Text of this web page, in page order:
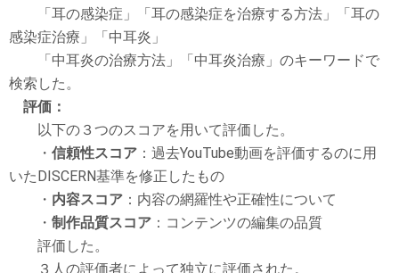
「耳の感染症」「耳の感染症を治療する方法」「耳の
感染症治療」「中耳炎」
「中耳炎の治療方法」「中耳炎治療」のキーワードで
検索した。
評価：
以下の３つのスコアを用いて評価した。
・ 信頼性スコア ：過去YouTube動画を評価するのに用
いたDISCERN基準を修正したもの
・ 内容スコア ：内容の網羅性や正確性について
・ 制作品質スコア ：コンテンツの編集の品質
評価した。
３人の評価者によって独立に評価された。